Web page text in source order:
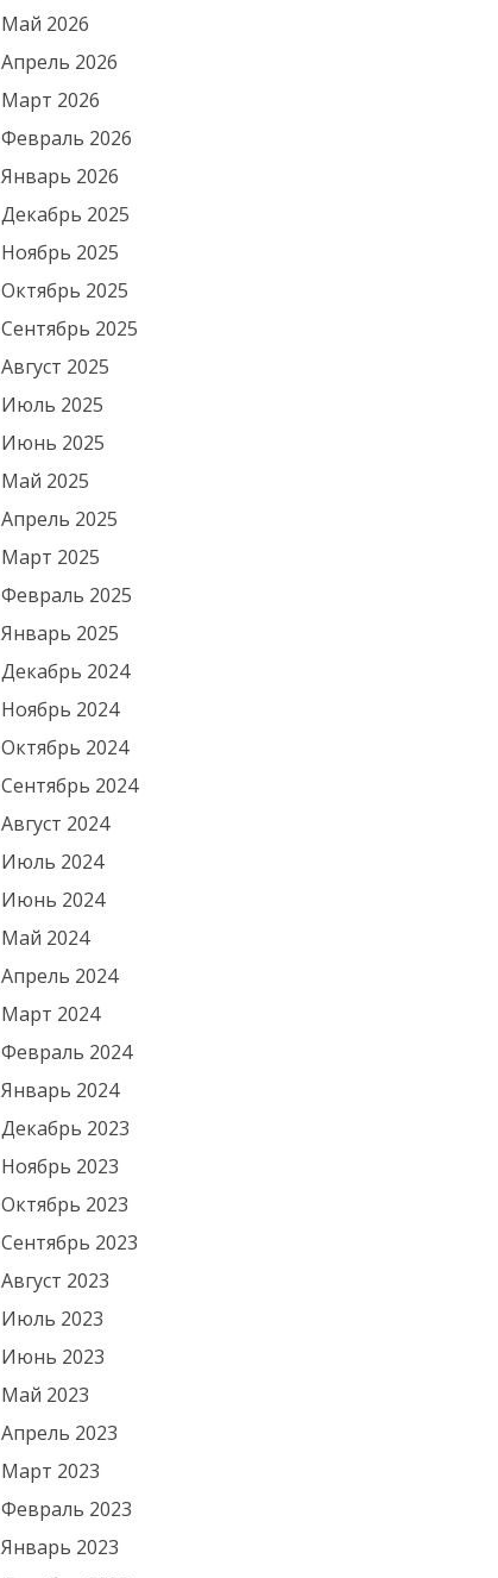
Май 2026
Апрель 2026
Март 2026
Февраль 2026
Январь 2026
Декабрь 2025
Ноябрь 2025
Октябрь 2025
Сентябрь 2025
Август 2025
Июль 2025
Июнь 2025
Май 2025
Апрель 2025
Март 2025
Февраль 2025
Январь 2025
Декабрь 2024
Ноябрь 2024
Октябрь 2024
Сентябрь 2024
Август 2024
Июль 2024
Июнь 2024
Май 2024
Апрель 2024
Март 2024
Февраль 2024
Январь 2024
Декабрь 2023
Ноябрь 2023
Октябрь 2023
Сентябрь 2023
Август 2023
Июль 2023
Июнь 2023
Май 2023
Апрель 2023
Март 2023
Февраль 2023
Январь 2023